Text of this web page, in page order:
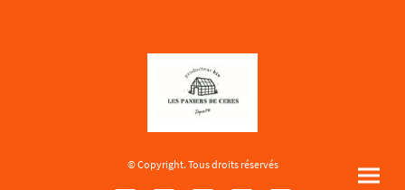
© Copyright. Tous droits réservés